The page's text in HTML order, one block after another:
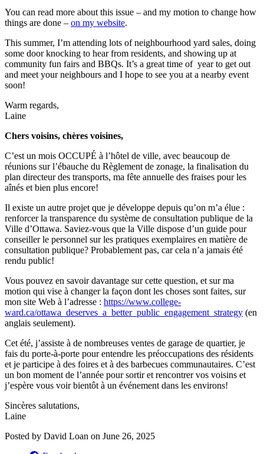
You can read more about this issue – and my motion to change how
things are done – on my website.
This summer, I’m attending lots of neighbourhood yard sales, doing
some door knocking to hear from residents, and showing up at
community fun fairs and BBQs. It’s a great time of year to get out
and meet your neighbours and I hope to see you at a nearby event
soon!
Warm regards,
Laine
Chers voisins, chères voisines,
C’est un mois OCCUPÉ à l’hôtel de ville, avec beaucoup de
réunions sur l’ébauche du Règlement de zonage, la finalisation du
plan directeur des transports, ma fête annuelle des fraises pour les
aînés et bien plus encore!
Il existe un autre projet que je développe depuis qu’on m’a élue :
renforcer la transparence du système de consultation publique de la
Ville d’Ottawa. Saviez-vous que la Ville dispose d’un guide pour
conseiller le personnel sur les pratiques exemplaires en matière de
consultation publique? Probablement pas, car cela n’a jamais été
rendu public!
Vous pouvez en savoir davantage sur cette question, et sur ma
motion qui vise à changer la façon dont les choses sont faites, sur
mon site Web à l’adresse : https://www.college-
ward.ca/ottawa_deserves_a_better_public_engagement_strategy (en
anglais seulement).
Cet été, j’assiste à de nombreuses ventes de garage de quartier, je
fais du porte-à-porte pour entendre les préoccupations des résidents
et je participe à des foires et à des barbecues communautaires. C’est
un bon moment de l’année pour sortir et rencontrer vos voisins et
j’espère vous voir bientôt à un événement dans les environs!
Sincères salutations,
Laine
Posted by David Loan on June 26, 2025